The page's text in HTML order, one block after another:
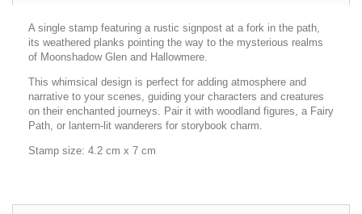
A single stamp featuring a rustic signpost at a fork in the path,
its weathered planks pointing the way to the mysterious realms
of Moonshadow Glen and Hallowmere.
This whimsical design is perfect for adding atmosphere and
narrative to your scenes, guiding your characters and creatures
on their enchanted journeys. Pair it with woodland figures, a Fairy
Path, or lantern-lit wanderers for storybook charm.
Stamp size: 4.2 cm x 7 cm